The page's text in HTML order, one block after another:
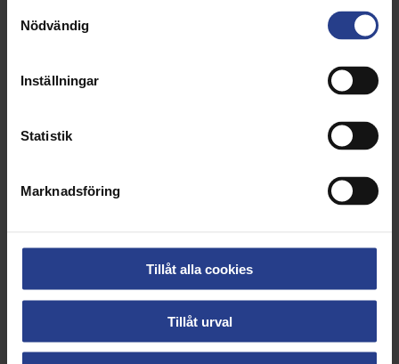
Nödvändig
Inställningar
Statistik
Marknadsföring
Tillåt alla cookies
Tillåt urval
hur Vårdförbundet hanterar uppgifter